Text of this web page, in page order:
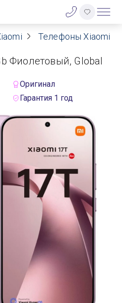
Телефоны Xiaomi
Фиолетовый, Global
Оригинал
Гарантия 1 год